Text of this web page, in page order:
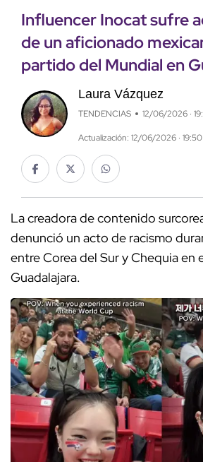
Influencer Inocat sufre
de un aficionado
partido del Mundial en
Laura Vázquez
TENDENCIAS 12/06/2026 ·
Actualización: 12/06/2026 ·
La creadora de contenido
denunció un acto de racismo
entre Corea del Sur y Chequia en
Guadalajara.